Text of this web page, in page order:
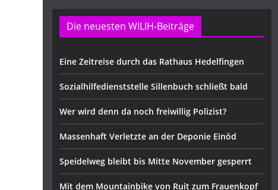
Die neuesten WILIH-Beiträge
Eine Zeitreise durch das Rathaus Hedelfingen
Sozialhilfedienststelle Sillenbuch schließt bald
Wer wird denn da noch freiwillig Polizist?
Massenhaft Verletzte an der Deponie Einöd
Speidelweg bleibt bis Mitte November gesperrt
Mit dem Mountainbike von Ruit zum Frauenkopf